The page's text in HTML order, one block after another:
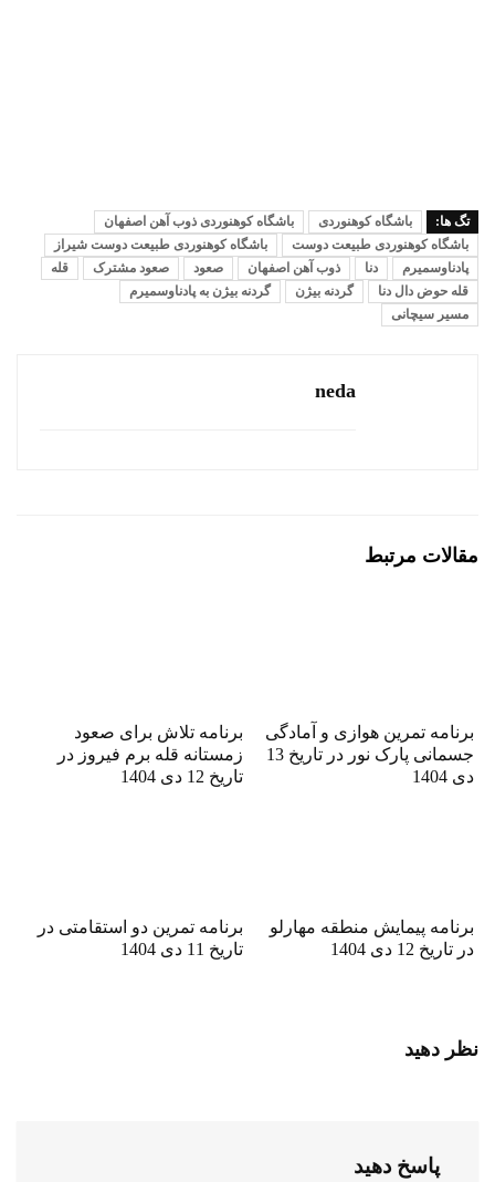
تگ ها: باشگاه کوهنوردی
باشگاه کوهنوردی ذوب آهن اصفهان
باشگاه کوهنوردی طبیعت دوست
باشگاه کوهنوردی طبیعت دوست شیراز
پادناوسمیرم
دنا ذوب آهن اصفهان صعود صعود مشترک
قله
قله حوض دال دنا
گردنه بیژن
گردنه بیژن به پادناوسمیرم
مسیر سیچانی
neda
مقالات مرتبط
برنامه تمرین هوازی و آمادگی
جسمانی پارک نور در تاریخ 13
دی 1404
برنامه تلاش برای صعود
زمستانه قله برم فیروز در
تاریخ 12 دی 1404
برنامه پیمایش منطقه مهارلو
در تاریخ 12 دی 1404
برنامه تمرین دو استقامتی در
تاریخ 11 دی 1404
نظر دهید
پاسخ دهید